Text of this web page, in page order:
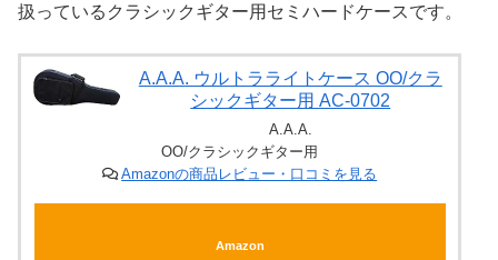
扱っているクラシックギター用セミハードケースです。
A.A.A. ウルトラライトケース OO/クラ
シックギター用 AC-0702
A.A.A.
OO/クラシックギター用
Amazonの商品レビュー・口コミを見る
Amazon